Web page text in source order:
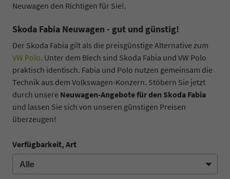
Neuwagen den Richtigen für Sie!.
Skoda Fabia Neuwagen - gut und günstig!
Der Skoda Fabia gilt als die preisgünstige Alternative zum
VW Polo. Unter dem Blech sind Skoda Fabia und VW Polo
praktisch identisch. Fabia und Polo nutzen gemeinsam die
Technik aus dem Volkswagen-Konzern. Stöbern Sie jetzt
durch unsere Neuwagen-Angebote für den Skoda Fabia
und lassen Sie sich von unseren günstigen Preisen
überzeugen!
Verfügbarkeit, Art